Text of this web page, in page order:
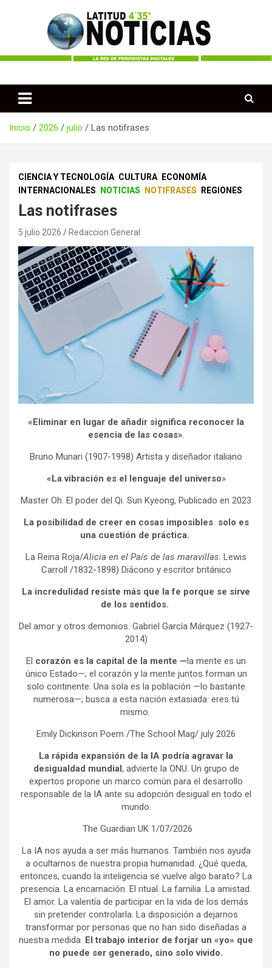
Latitud 435 Noticias
Inicio 2026 julio Las notifrases
CIENCIA Y TECNOLOGÍA CULTURA
ECONOMÍA
INTERNACIONALES
NOTICIAS NOTIFRASES REGIONES
Las notifrases
5 julio 2026 Redaccion General
«Eliminar en lugar de añadir significa reconocer la
esencia de las cosas».
Bruno Munari (1907-1998) Artista y diseñador italiano
«La vibración es el lenguaje del universo»
Master Oh. El poder del Qi. Sun Kyeong, Publicado en 2023
La posibilidad de creer en cosas imposibles solo es
una cuestión de práctica.
La Reina Roja/Alicia en el País de las maravillas. Lewis
Carroll /1832-1898) Diácono y escritor británico
La incredulidad resiste más que la fe porque se sirve
de los sentidos.
Del amor y otros demonios. Gabriel García Márquez (1927-
2014)
El corazón es la capital de la mente —la mente es un
único Estado—; el corazón y la mente juntos forman un
solo continente. Una sola es la población —lo bastante
numerosa—; busca a esta nación extasiada: eres tú
mismo.
Emily Dickinson Poem /The School Mag/ july 2026
La rápida expansión de la IA podría agravar la
desigualdad mundial, advierte la ONU. Un grupo de
expertos propone un marco común para el desarrollo
responsable de la IA ante su adopción desigual en todo el
mundo.
The Guardian UK 1/07/2026
La IA nos ayuda a ser más humanos. También nos ayuda
a ocultarnos de nuestra propia humanidad. ¿Qué queda,
entonces, cuando la inteligencia se vuelve algo barato? La
presencia. La encarnación. El ritual. La familia. La amistad.
El amor. La valentía de participar en la vida de los demás
sin pretender controlarla. La disposición a dejarnos
transformar por personas que no han sido diseñadas a
nuestra medida. El trabajo interior de forjar un «yo» que
no puede ser generado, sino solo vivido.